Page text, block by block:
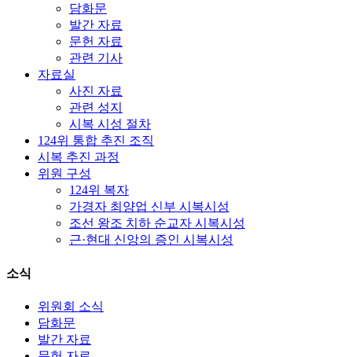
담화문
발간 자료
문헌 자료
관련 기사
자료실
사진 자료
관련 성지
시복 시성 절차
124위 통합 추진 조직
시복 추진 과정
위원 구성
124위 복자
가경자 최양업 신부 시복시성
조선 왕조 치하 순교자 시복시성
근·현대 신앙의 증인 시복시성
소식
위원회 소식
담화문
발간 자료